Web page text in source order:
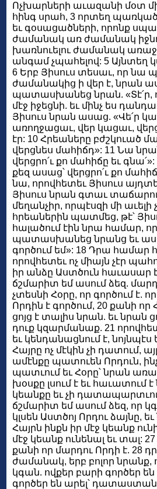
Ոչխարների աւազանի մօտ մի
հինգ սրահ, 3 որտեղ պառկած
եւ գօսացածների, որոնք
ժամանակ առ ժամանակ
խառնուելու ժամանակ
անգամ չպահելով: 5 Այնտեղ
6 Երբ Յիսուս տեսաւ, որ նա
ժամանակից ի վեր է, նրան
պատասխանեց նրան. «Տէ՛ր,
մէջ իջեցնի. եւ մինչ ես
Յիսուս նրան ասաց. «Վե՛ր
առողջացաւ, վեր կացաւ,
էր: 10 Հրեաները բժշկուած
վերցնես մահիճդ»: 11 Նա
վերցրո՛ւ քո մահիճը եւ
քեզ ասաց՝ վերցրո՛ւ քո
նա, որովհետեւ Յիսուս
Յիսուս նրան գտաւ
մեղանչիր, որպէսզի մի
հրեաներին պատմեց, թէ՝
հալածում էին նրա համար,
պատասխանեց նրանց եւ ասաց.
գործում եմ»: 18 Դրա համար
որովհետեւ ոչ միայն չէր
իր անձը Աստծուն հաւասար
ճշմարիտ եմ ասում ձեզ.
չտեսնի Հօրը, որ գործում է.
Որդին է գործում, 20 քանի որ
ցոյց է տալիս նրան. եւ նրան
դուք կզարմանաք. 21
եւ կենդանացնում է,
Հայրը ոչ մէկին չի դատում,
ամէնքը պատուեն Որդուն,
պատւում եւ Հօրը՝ նրան
խօսքը լսում է եւ հաւատում
կեանքը եւ չի
ճշմարիտ եմ ասում ձեզ, որ
կլսեն Աստծոյ Որդու ձայնը,
Հայրն ինքն իր մէջ կեանք
մէջ կեանք ունենալ եւ տալ:
քանի որ մարդու Որդի է. 28
ժամանակ, երբ բոլոր նրանք,
կգան. ովքեր բարի գործեր
գործեր են արել՝